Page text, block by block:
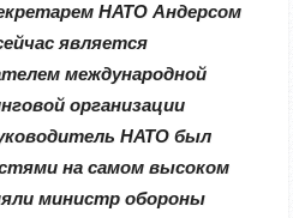
НАТО Андерсом
является
международной
организации
НАТО был
на самом высоком
министр обороны